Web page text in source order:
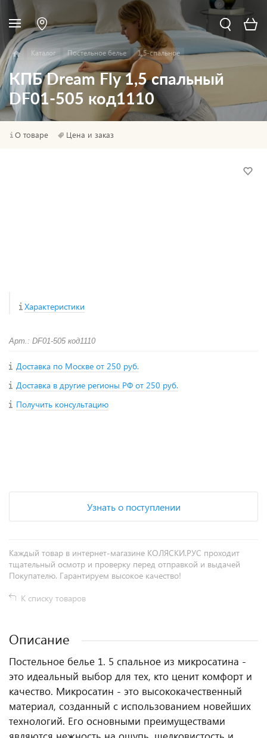
Каталог Постельное белье 1,5-спальное
КПБ Dream Fly 1,5 спальный
DF01-505 код1110
О товаре Цена и заказ
Характеристики
Арт.: DF01-505 код1110
Доставка по Москве от 250 руб.
Доставка в другие регионы РФ от 250 руб.
Получить консультацию
Узнать о поступлении
Каждый товар в интернет-магазине КОЛЯСКИ.РУС проходит
тщательный осмотр и проверку перед отправкой и выдачей
Покупателю. Гарантируем высокое качество!
К списку товаров
Описание
Постельное белье 1. 5 спальное из микросатина -
это идеальный выбор для тех, кто ценит комфорт и
качество. Микросатин - это высококачественный
материал, созданный с использованием новейших
технологий. Его основными преимуществами